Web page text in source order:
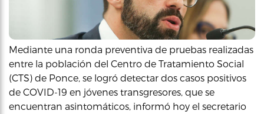
Mediante una ronda preventiva de pruebas realizadas
entre la población del Centro de Tratamiento Social
(CTS) de Ponce, se logró detectar dos casos positivos
de COVID-19 en jóvenes transgresores, que se
encuentran asintomáticos, informó hoy el secretario